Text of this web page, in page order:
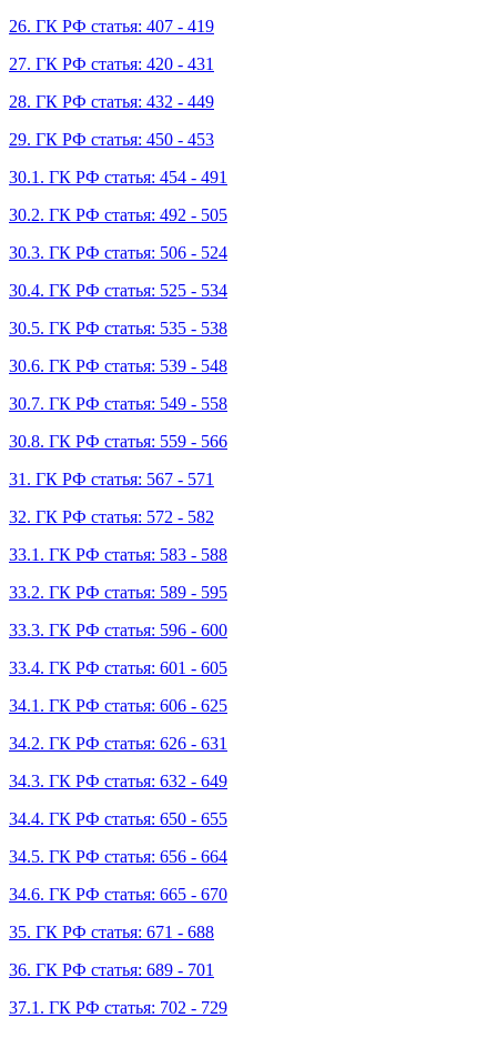
26. ГК РФ статья: 407 - 419
27. ГК РФ статья: 420 - 431
28. ГК РФ статья: 432 - 449
29. ГК РФ статья: 450 - 453
30.1. ГК РФ статья: 454 - 491
30.2. ГК РФ статья: 492 - 505
30.3. ГК РФ статья: 506 - 524
30.4. ГК РФ статья: 525 - 534
30.5. ГК РФ статья: 535 - 538
30.6. ГК РФ статья: 539 - 548
30.7. ГК РФ статья: 549 - 558
30.8. ГК РФ статья: 559 - 566
31. ГК РФ статья: 567 - 571
32. ГК РФ статья: 572 - 582
33.1. ГК РФ статья: 583 - 588
33.2. ГК РФ статья: 589 - 595
33.3. ГК РФ статья: 596 - 600
33.4. ГК РФ статья: 601 - 605
34.1. ГК РФ статья: 606 - 625
34.2. ГК РФ статья: 626 - 631
34.3. ГК РФ статья: 632 - 649
34.4. ГК РФ статья: 650 - 655
34.5. ГК РФ статья: 656 - 664
34.6. ГК РФ статья: 665 - 670
35. ГК РФ статья: 671 - 688
36. ГК РФ статья: 689 - 701
37.1. ГК РФ статья: 702 - 729